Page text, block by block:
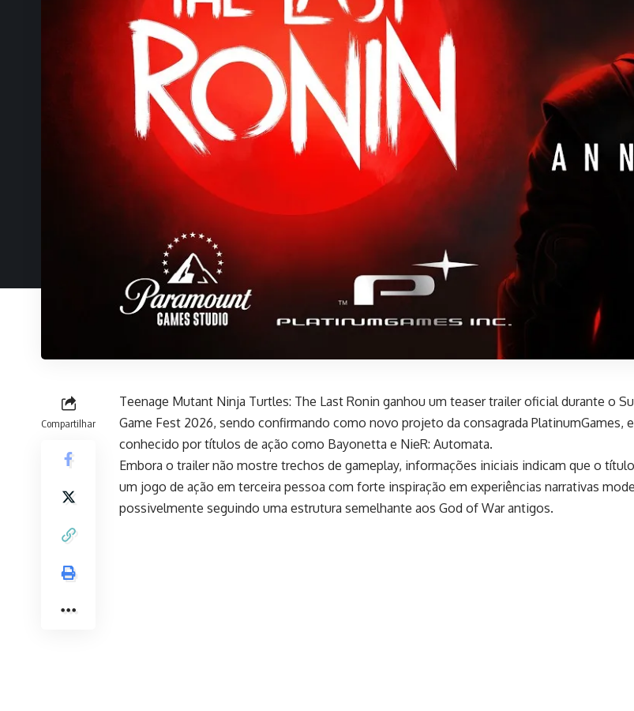
Compartilhar
Teenage Mutant Ninja Turtles: The Last Ronin ganhou um teaser trailer oficial durante o
Game Fest 2026, sendo confirmando como novo projeto da consagrada PlatinumGames,
conhecido por títulos de ação como Bayonetta e NieR: Automata.
Embora o trailer não mostre trechos de gameplay, informações iniciais indicam que o
um jogo de ação em terceira pessoa com forte inspiração em experiências narrativas
possivelmente seguindo uma estrutura semelhante aos God of War antigos.